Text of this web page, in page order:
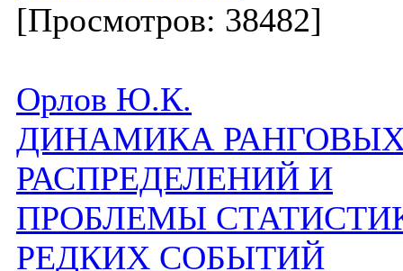
[Просмотров: 38482]
Орлов Ю.К.
ДИНАМИКА
РАСПРЕДЕЛЕНИЙ И
ПРОБЛЕМЫ
РЕДКИХ СОБЫТИЙ